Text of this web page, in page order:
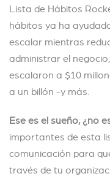
Lista de Hábitos
hábitos ya ha
escalar mientras
administrar el
escalaron a $10
a un billón -y más.
Ese es el sueño, ¿no
importantes de esta
comunicación para
través de tu